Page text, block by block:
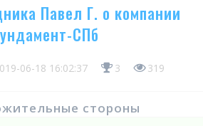
Павел Г. о компании
СПб
06-18 16:02:37 3 319
стороны